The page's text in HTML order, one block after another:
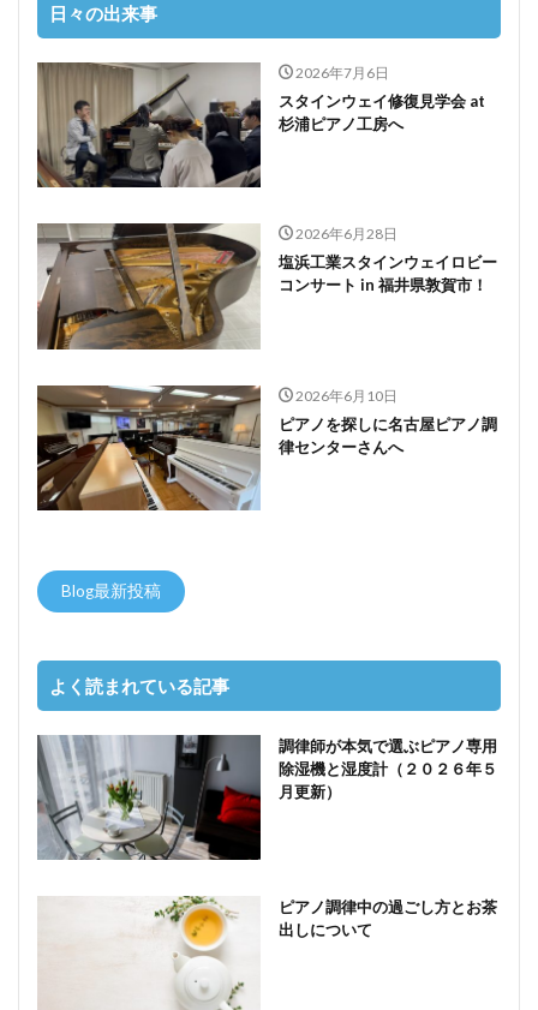
日々の出来事
2026年7月6日
スタインウェイ修復見学会 at
杉浦ピアノ工房へ
2026年6月28日
塩浜工業スタインウェイロビー
コンサート in 福井県敦賀市！
2026年6月10日
ピアノを探しに名古屋ピアノ調
律センターさんへ
Blog最新投稿
よく読まれている記事
調律師が本気で選ぶピアノ専用
除湿機と湿度計（２０２６年５
月更新）
ピアノ調律中の過ごし方とお茶
出しについて